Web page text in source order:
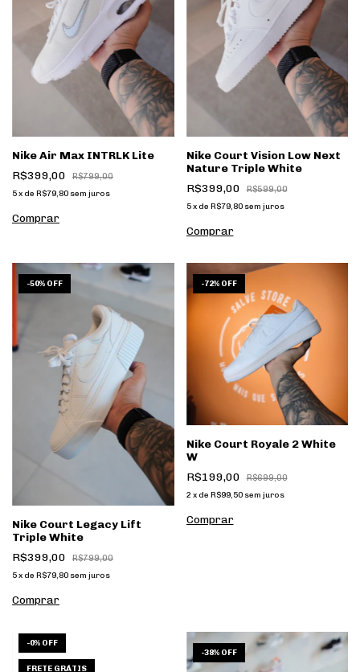
Nike Air Max INTRLK Lite
R$399,00
R$799,00
5x de R$79,80 sem juros
Comprar
Nike Court Vision Low Next
Nature Triple White
R$399,00
R$599,00
5 x de R$79,80 sem juros
Comprar
1/8
-50% OFF
Nike Court Legacy Lift
Triple White
R$399,00
R$799,00
5x de R$79,80 sem juros
Comprar
1/5
-72% OFF
Nike Court Royale 2 White
W
R$199,00
R$699,00
2 x de R$99,50 sem juros
Comprar
1/ 8
-0% OFF
FRETE GRÁTIS
1/8
-38% OFF